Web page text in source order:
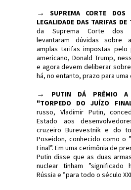
→SUPREMA CORTE DOS
LEGALIDADE DAS TARIFAS DE
da Suprema Corte dos
levantaram dúvidas sobre
amplas tarifas impostas pelo
americano, Donald Trump,
e agora devem deliberar
há, no entanto, prazo para uma
→
PUTIN DÁ PRÊMIO A
"TORPEDO DO JUÍZO
russo, Vladimir Putin,
Estado aos
cruzeiro Burevestnik e do
Poseidon, conhecido como o
Final”. Em uma cerimônia de
Putin disse que as duas
nuclear tinham ”significado
Rússia e ”para todo o século